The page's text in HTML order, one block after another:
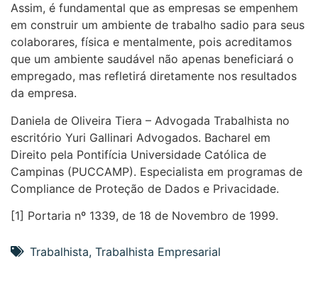
Assim, é fundamental que as empresas se empenhem
em construir um ambiente de trabalho sadio para seus
colaborares, física e mentalmente, pois acreditamos
que um ambiente saudável não apenas beneficiará o
empregado, mas refletirá diretamente nos resultados
da empresa.
Daniela de Oliveira Tiera – Advogada Trabalhista no
escritório Yuri Gallinari Advogados. Bacharel em
Direito pela Pontifícia Universidade Católica de
Campinas (PUCCAMP). Especialista em programas de
Compliance de Proteção de Dados e Privacidade.
[1] Portaria nº 1339, de 18 de Novembro de 1999.
Trabalhista, Trabalhista Empresarial